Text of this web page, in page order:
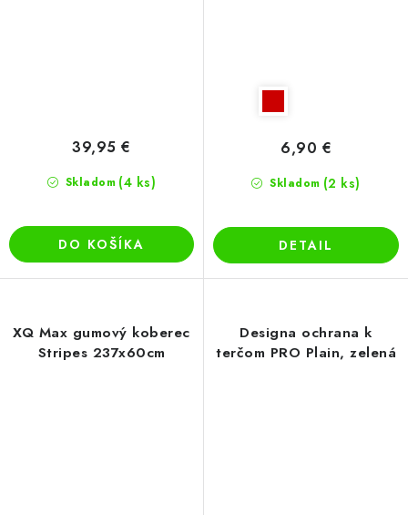
Skladom (4 ks)
39,95 €
DO KOŠÍKA
Skladom (2 ks)
6,90 €
DETAIL
XQ Max gumový koberec
Stripes 237x60cm
Designa ochrana k
terčom PRO Plain, zelená